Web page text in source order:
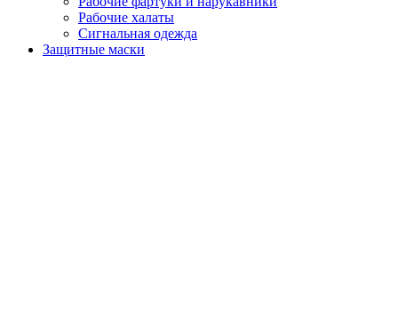
Рабочие халаты
Сигнальная одежда
Защитные маски